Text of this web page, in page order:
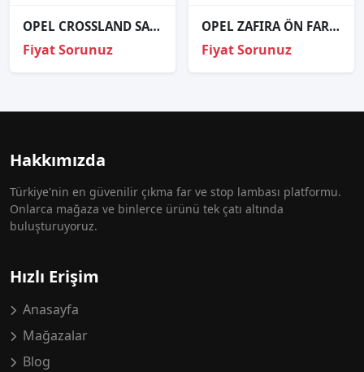
OPEL CROSSLAND SAĞ FAR LEDLİ YQ00709880
Fiyat Sorunuz
OPEL ZAFIRA ÖN FAR SAĞ SOL 2005 VE ÜZERİ / TAİWAN
Fiyat Sorunuz
Hakkımızda
Türkiye'nin en güvenilir çıkma far ve stop lambası platformu.
Onlarca mağaza ve binlerce ürünü tek çatı altında
buluşturuyoruz.
Hızlı Erişim
Anasayfa
Mağazalar
Blog